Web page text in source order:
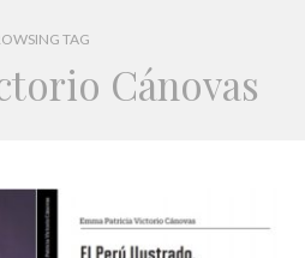
TAG
Cánovas